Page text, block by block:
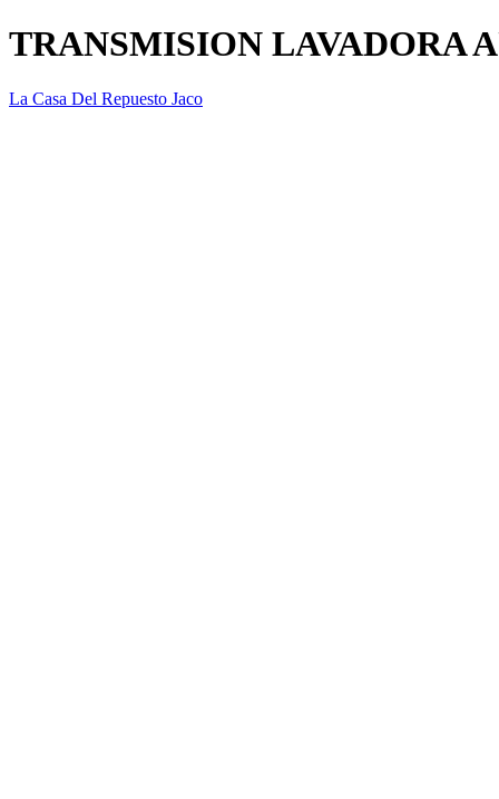
TRANSMISION LAVADORA
La Casa Del Repuesto Jaco